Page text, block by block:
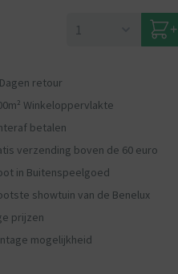
retour
Winkeloppervlakte
betalen
verzending boven de 60 euro
in Buitenspeelgoed
showtuin van de Benelux
prijzen
mogelijkheid